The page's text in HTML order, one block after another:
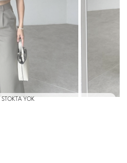
STOKTA YOK